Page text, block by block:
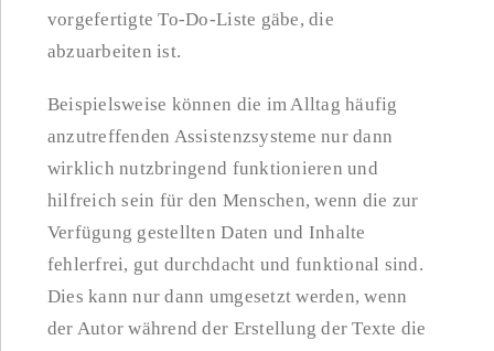
vorgefertigte To-Do-Liste gäbe, die
abzuarbeiten ist.
Beispielsweise können die im Alltag häufig
anzutreffenden Assistenzsysteme nur dann
wirklich nutzbringend funktionieren und
hilfreich sein für den Menschen, wenn die zur
Verfügung gestellten Daten und Inhalte
fehlerfrei, gut durchdacht und funktional sind.
Dies kann nur dann umgesetzt werden, wenn
der Autor während der Erstellung der Texte die